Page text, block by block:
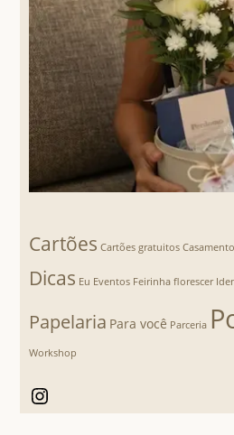
Cartões Cartões gratuitos Casamento
Dicas Eu Eventos Feirinha florescer
Papelaria Para você Parceria
Workshop